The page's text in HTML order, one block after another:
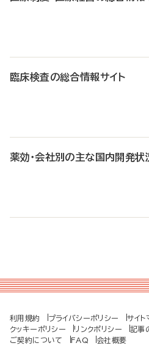
臨床検査の総合情報サイト
薬効・会社別の主な国内開発状
利用規約 プライバシーポリシー サイト
クッキーポリシー
リンクポリシー 記事
ご契約について
FAQ 会社概要